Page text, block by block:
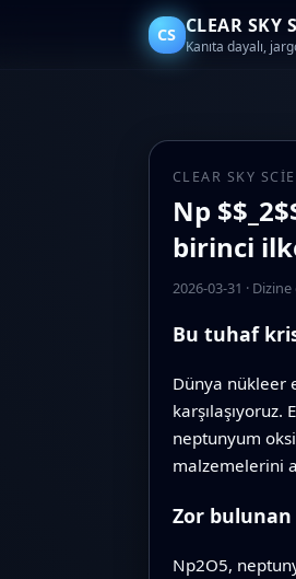
CS CLEAR SKY
Kanıta dayalı,
CLEAR SKY
Np
birinci
2026-03-31 ·
Bu tuhaf
Dünya nükleer
neptunyum
malzemelerini
Zor
Np2O5,